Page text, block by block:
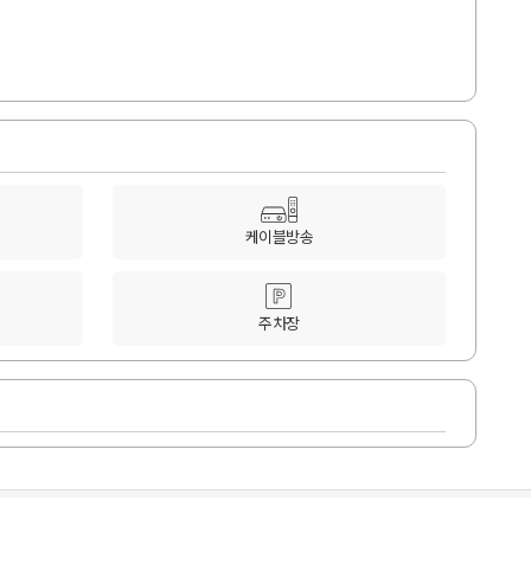
케이블방송
주차장